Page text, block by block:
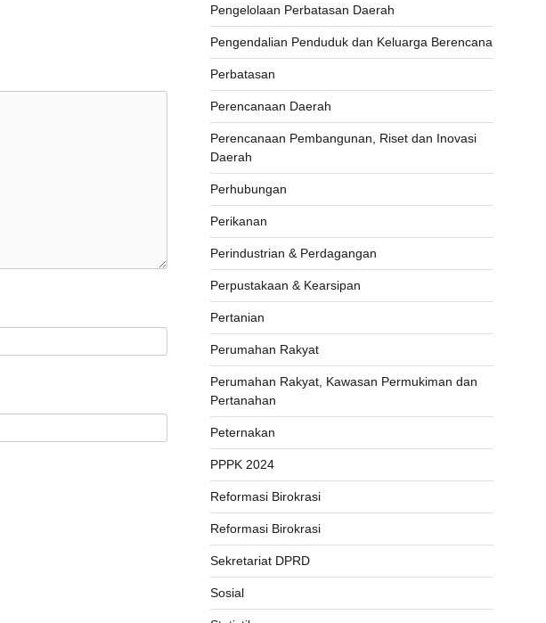
Pengelolaan Perbatasan Daerah
Pengendalian Penduduk dan Keluarga Berencana
Perbatasan
Perencanaan Daerah
Perencanaan Pembangunan, Riset dan Inovasi
Daerah
Perhubungan
Perikanan
Perindustrian & Perdagangan
Perpustakaan & Kearsipan
Pertanian
Perumahan Rakyat
Perumahan Rakyat, Kawasan Permukiman dan
Pertanahan
Peternakan
PPPK 2024
Reformasi Birokrasi
Reformasi Birokrasi
Sekretariat DPRD
Sosial